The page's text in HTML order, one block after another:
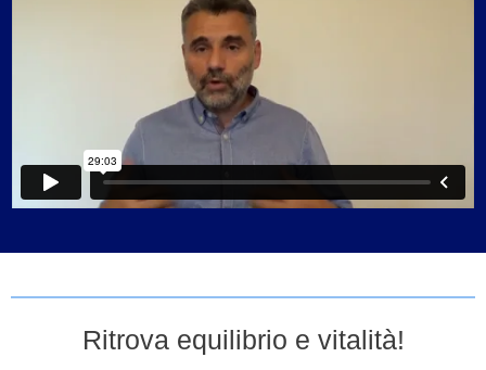
Ritrova equilibrio e vitalità!